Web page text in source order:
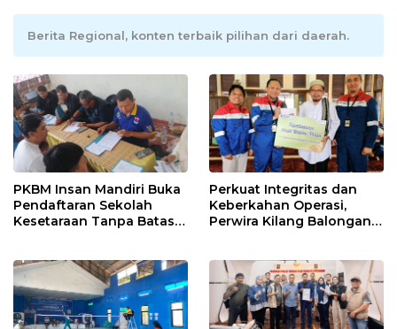
Berita Regional, konten terbaik pilihan dari daerah.
PKBM Insan Mandiri Buka
Pendaftaran Sekolah
Kesetaraan Tanpa Batas
Perkuat Integritas dan
Keberkahan Operasi,
Perwira Kilang Balongan